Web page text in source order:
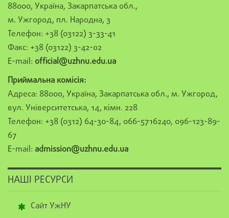
88000, Україна, Закарпатська обл.,
м. Ужгород, пл. Народна, 3
Телефон: +38 (03122) 3-33-41
Факс: +38 (03122) 3-42-02
E-mail: official@uzhnu.edu.ua
Приймальна комісія:
Адреса: 88000, Україна, Закарпатська обл., м. Ужгород,
вул. Університетська, 14, кімн. 228
Телефон: +38 (0312) 64-30-84, 066-5716240, 096-123-89-
67
E-mail: admission@uzhnu.edu.ua
НАШІ РЕСУРСИ
Сайт УжНУ